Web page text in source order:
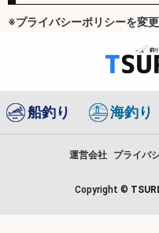
※プライバシーポリシーを変
船釣り 海釣り
運営会社 プライバ
Copyright ©